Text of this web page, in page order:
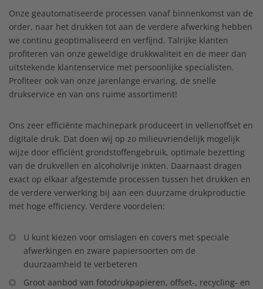
Onze geautomatiseerde processen vanaf binnenkomst van de
order, naar het drukken tot aan de verdere afwerking hebben
we continu geoptimaliseerd en verfijnd. Talrijke klanten
profiteren van onze geweldige drukkwaliteit en de meer dan
uitstekende klantenservice met persoonlijke specialisten.
Profiteer ook van onze jarenlange ervaring, de snelle
drukservice en van ons ruime assortiment!
Ons zeer efficiënte machinepark produceert in vellenoffset en
digitale druk. Dat doen wij op zo milieuvriendelijk mogelijk
wijze door efficiënt grondstoffengebruik, optimale bezetting
van de drukvellen en alcoholvrije inkten. Daarnaast dragen
exact op elkaar afgestemde processen tussen het drukken en
de verdere verwerking bij aan een duurzame drukproductie
met hoge efficiency. Verdere voordelen:
U kunt kiezen voor omslagen en covers met speciale
afwerkingen en zware papiersoorten om de
duurzaamheid te verbeteren
Groot aanbod van fotodrukpapieren, offset-, recycling- en